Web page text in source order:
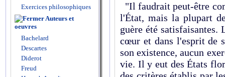
Exercices philosophiques
Auteurs et
oeuvres
Bachelard
Descartes
Diderot
Freud
"Il faudrait peut-être
l'État, mais la plupart
guère été satisfaisantes.
cœur et dans l'esprit de
son existence, aucun
vie. Il y eut des États